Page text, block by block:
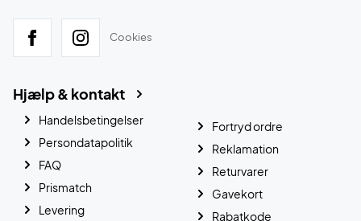
Cookies
Hjælp & kontakt
Handelsbetingelser
Persondatapolitik
FAQ
Prismatch
Levering
Fortryd ordre
Reklamation
Returvarer
Gavekort
Rabatkode